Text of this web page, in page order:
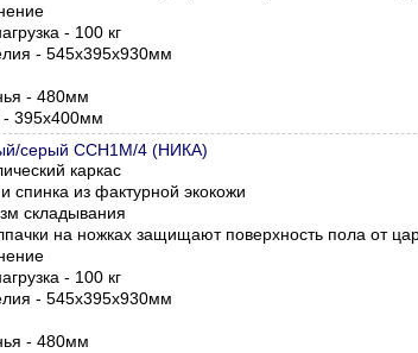
- 100 кг
- 545х395х930мм
- 480мм
- 395х400мм
серый ССН1М/4 (НИКА)
каркас
спинка из фактурной экокожи
складывания
на ножках защищают поверхность пола от
- 100 кг
- 545х395х930мм
- 480мм